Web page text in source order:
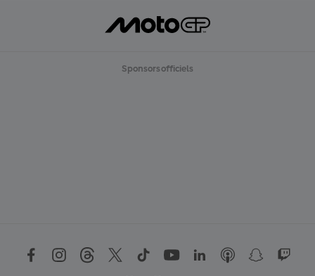
Sponsors officiels